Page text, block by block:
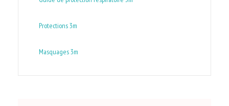
Protections 3m
Masquages 3m